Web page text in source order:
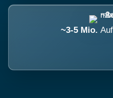
~3-5 Mio.